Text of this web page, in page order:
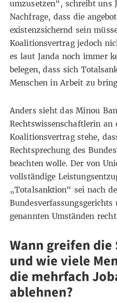
umzusetzen“, schreibt uns
Nachfrage, dass die
existenzsichernd sein
Koalitionsvertrag jedoch
es laut Janda noch immer
belegen, dass sich
Menschen in Arbeit zu
Anders sieht das Minou
Rechtswissenschaftlerin an
Koalitionsvertrag stehe,
Rechtsprechung des
beachten wolle. Der von
vollständige
„Totalsanktion“ sei nach
genannten Umständen
Wann greifen
und wie viele
die mehrfach
ablehnen?